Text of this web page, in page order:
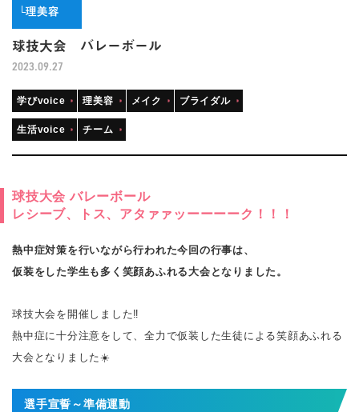
└理美容
球技大会 バレーボール
2023.09.27
学びvoice 理美容 メイク ブライダル
生活voice チーム
球技大会 バレーボール
レシーブ、トス、アタァァッーーーーク！！！
熱中症対策を行いながら行われた今回の行事は、
仮装をした学生も多く笑顔あふれる大会となりました。
球技大会を開催しました‼️
熱中症に十分注意をして、全力で仮装した生徒による笑顔あふれる
大会となりました☀️
選手宣誓～準備運動